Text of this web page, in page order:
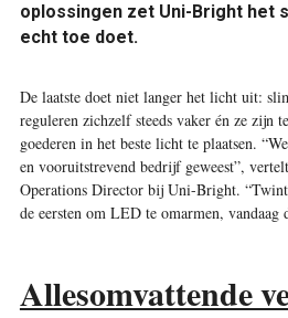
oplossingen zet Uni-Bright het
echt toe doet.
De laatste doet niet langer het licht uit:
reguleren zichzelf steeds vaker én ze zijn
goederen in het beste licht te plaatsen.
en vooruitstrevend bedrijf geweest”,
Operations Director bij Uni-Bright.
de eersten om LED te omarmen,
Allesomvattende